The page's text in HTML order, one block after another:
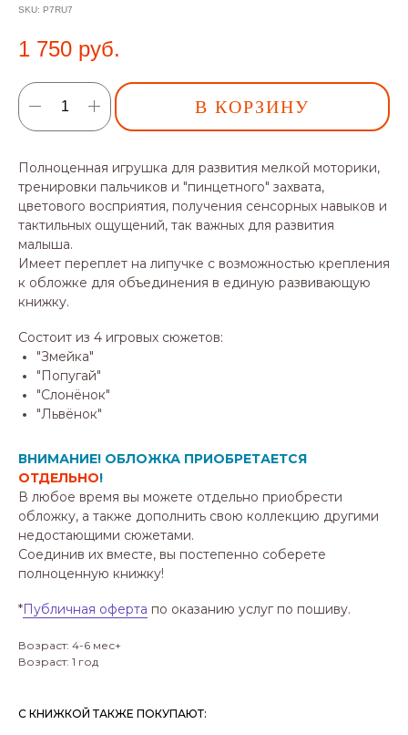
SKU: P7RU7
1 750 руб.
В КОРЗИНУ
Полноценная игрушка для развития мелкой моторики,
тренировки пальчиков и "пинцетного" захвата,
цветового восприятия, получения сенсорных навыков и
тактильных ощущений, так важных для развития
малыша.
Имеет переплет на липучке с возможностью крепления
к обложке для объединения в единую развивающую
книжку.
Состоит из 4 игровых сюжетов:
"Змейка"
"Попугай"
"Слонёнок"
"Львёнок"
ВНИМАНИЕ! ОБЛОЖКА ПРИОБРЕТАЕТСЯ
ОТДЕЛЬНО!
В любое время вы можете отдельно приобрести
обложку, а также дополнить свою коллекцию другими
недостающими сюжетами.
Соединив их вместе, вы постепенно соберете
полноценную книжку!
*Публичная оферта по оказанию услуг по пошиву.
Возраст: 4-6 мес+
Возраст: 1 год
С КНИЖКОЙ ТАКЖЕ ПОКУПАЮТ: